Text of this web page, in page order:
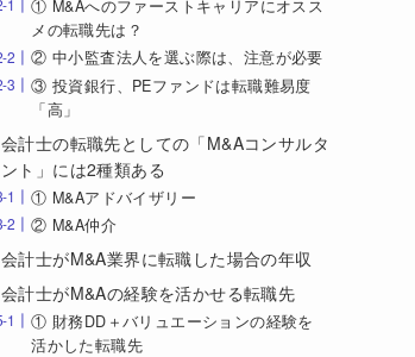
① M&Aへのファーストキャリアにオスス
メの転職先は？
② 中小監査法人を選ぶ際は、注意が必要
③ 投資銀行、PEファンドは転職難易度
「高」
会計士の転職先としての「M&Aコンサルタ
ント」には2種類ある
① M&Aアドバイザリー
② M&A仲介
会計士がM&A業界に転職した場合の年収
会計士がM&Aの経験を活かせる転職先
① 財務DD＋バリュエーションの経験を
活かした転職先